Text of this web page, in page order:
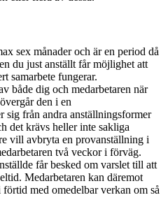
sex månader och är en period då
du just anställt får möjlighet att
samarbete fungerar.
både dig och medarbetaren när
den i en
från andra anställningsformer
det krävs heller inte sakliga
vill avbryta en provanställning i
två veckor i förväg.
får besked om varslet till att
Medarbetaren kan däremot
med omedelbar verkan om så